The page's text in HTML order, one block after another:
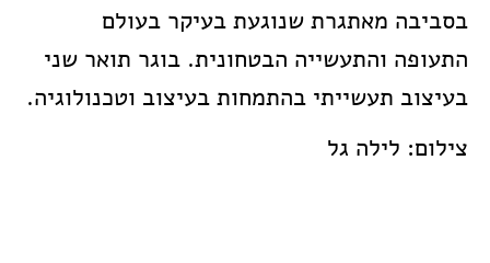
בסביבה מאתגרת שנוגעת בעיקר בעולם
התעופה והתעשייה הבטחונית. בוגר תואר שני
בעיצוב תעשייתי בהתמחות בעיצוב וטכנולוגיה.
צילום: לילה גל